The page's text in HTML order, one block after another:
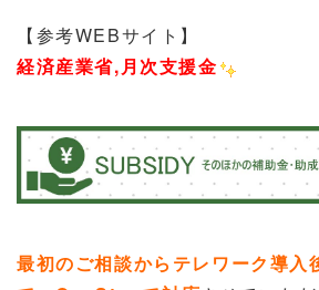
【参考WEBサイト】
経済産業省,月次支援金
最初のご相談からテレワーク導入